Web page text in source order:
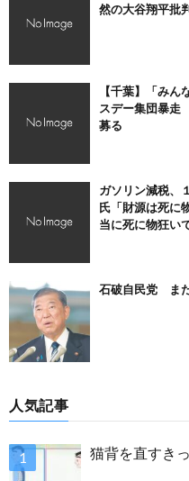
然の大谷翔平批
【千葉】「み
スデー集団暴
募る
ガソリン減税、
氏「財源は死に
当に死に物狂い
石破自民党 ま
人気記事
猫背を直すき